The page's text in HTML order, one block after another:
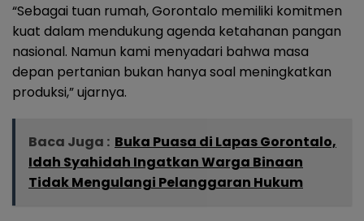
“Sebagai tuan rumah, Gorontalo memiliki komitmen
kuat dalam mendukung agenda ketahanan pangan
nasional. Namun kami menyadari bahwa masa
depan pertanian bukan hanya soal meningkatkan
produksi,” ujarnya.
Baca Juga : Buka Puasa di Lapas Gorontalo,
Idah Syahidah Ingatkan Warga Binaan
Tidak Mengulangi Pelanggaran Hukum